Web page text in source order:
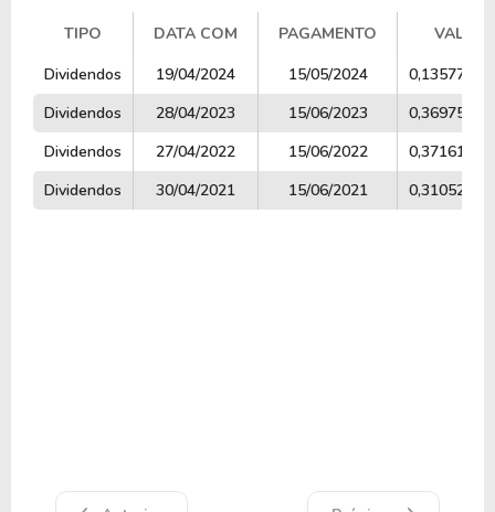
TIPO DATA COM PAGAMENTO
VALOR
TIPO
DATA COM PAGAMENTO VALOR
Dividendos 19/04/2024 15/05/2024
0,13577500
Dividendos
28/04/2023 15/06/2023
0,36975000
Dividendos
27/04/2022 15/06/2022
0,37161450
Dividendos
30/04/2021 15/06/2021 0,31052500